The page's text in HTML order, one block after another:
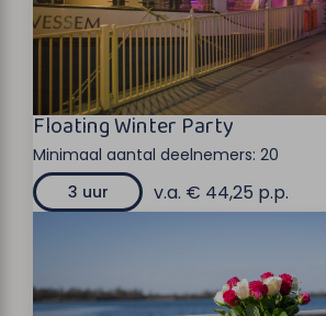
Floating Winter Party
Minimaal aantal deelnemers: 20
3 uur
v.a. € 44,25 p.p.